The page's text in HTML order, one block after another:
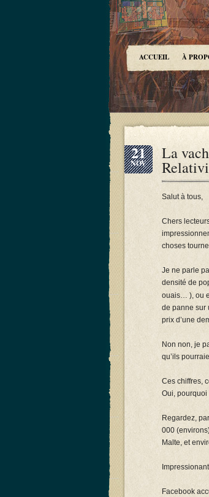
ACCUEIL À
21
NOV
La
Salut à tous,
Chers
choses
Je ne parle
densité de
ouais… ), ou
de panne sur
prix d’une
Non non, je
qu’ils
Ces chiffres,
Oui, pourquoi
Regardez,
000
Malte, et
Facebook